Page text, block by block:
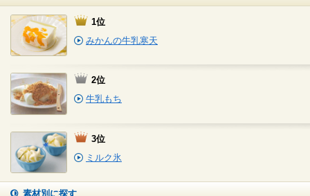
1位
みかんの牛乳寒天
2位
牛乳もち
3位
ミルク氷
素材別に探す